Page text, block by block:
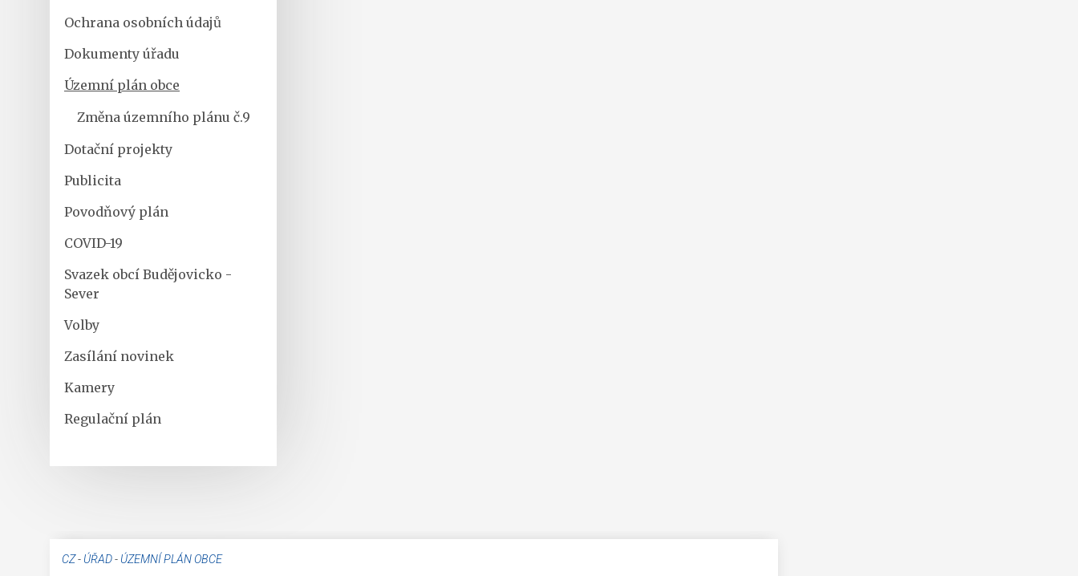
Ochrana osobních údajů
Dokumenty úřadu
Územní plán obce
Změna územního plánu č.9
Dotační projekty
Publicita
Povodňový plán
COVID-19
Svazek obcí Budějovicko -
Sever
Volby
Zasílání novinek
Kamery
Regulační plán
CZ- ÚŘAD- ÚZEMNÍ PLÁN OBCE